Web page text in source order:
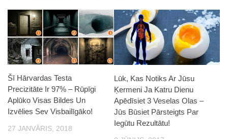
Šī Hārvardas Testa
Precizitāte Ir 97% – Rūpīgi
Aplūko Visas Bildes Un
Izvēlies Sev Visbailīgāko!
27 JANVĀRIS, 2018
Lūk, Kas Notiks Ar Jūsu
Ķermeni Ja Katru Dienu
Apēdīsiet 3 Veselas Olas –
Jūs Būsiet Pārsteigts Par
Iegūtu Rezultātu!